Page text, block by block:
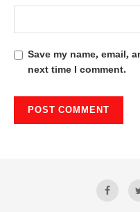
Save my name, email,
next time I comment.